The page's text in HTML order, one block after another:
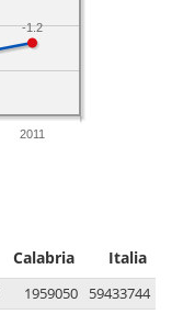
2011
-1.2
Calabria Italia
1959050
59433744